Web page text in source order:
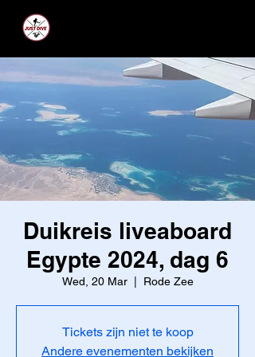
Duikreis liveaboard
Egypte 2024, dag 6
Wed, 20 Mar
  |
Rode Zee
Tickets zijn niet te koop
Andere evenementen bekijken